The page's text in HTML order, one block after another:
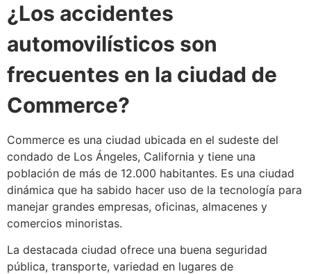
¿Los accidentes
automovilísticos son
frecuentes en la ciudad de
Commerce?
Commerce es una ciudad ubicada en el sudeste del
condado de Los Ángeles, California y tiene una
población de más de 12.000 habitantes. Es una ciudad
dinámica que ha sabido hacer uso de la tecnología para
manejar grandes empresas, oficinas, almacenes y
comercios minoristas.
La destacada ciudad ofrece una buena seguridad
pública, transporte, variedad en lugares de